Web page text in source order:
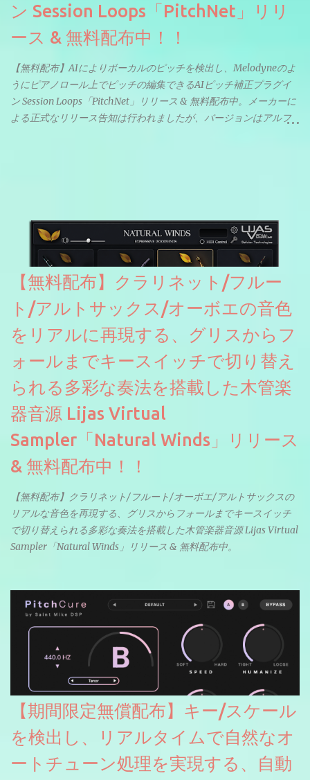
ン Session Loops「PitchNet」リリ
ース & 無料配布中！！
【無料配布】AIによりボーカルのピッチを検出し、Melodyneのよ
うにピアノロール上でピッチの編集できるAIピッチ補正プラグイ
ン Session Loops「PitchNet」リリース & 無料配布中。メーカーに
よる正式なリリース告知は行われましたが、バージョンはアルフ
ソースを元に設計・改良した製品のようです。
【無料配布】クラリネット/フルー
ト/アルトサックス/オーボエの音色
をリアルに再現する、グリスからフ
ォールまでキースイッチで切り替え
られる多彩な奏法を搭載した木管楽
器音源 Lijas Virtual
Sampler「Natural Winds」リリース
& 無料配布中！！
【無料配布】クラリネット/フルート/オーボエ/アルトサックスの
リアルな音色を再現する、グリスからフォールまでキースイッチ
で切り替えられる多彩な奏法を搭載した木管楽器音源 Lijas Virtual
Sampler「Natural Winds」リリース & 無料配布中。
【期間限定無償配布】キー/スケール
を検出し、リアルタイムで自然なオ
ートチューン処理を実現する、自動